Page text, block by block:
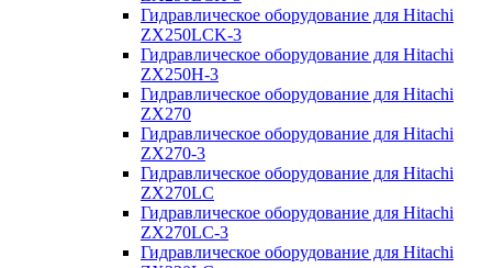
Гидравлическое оборудование для Hitachi
ZX250LCK-3
Гидравлическое оборудование для Hitachi
ZX250Н-3
Гидравлическое оборудование для Hitachi
ZX270
Гидравлическое оборудование для Hitachi
ZX270-3
Гидравлическое оборудование для Hitachi
ZX270LC
Гидравлическое оборудование для Hitachi
ZX270LC-3
Гидравлическое оборудование для Hitachi